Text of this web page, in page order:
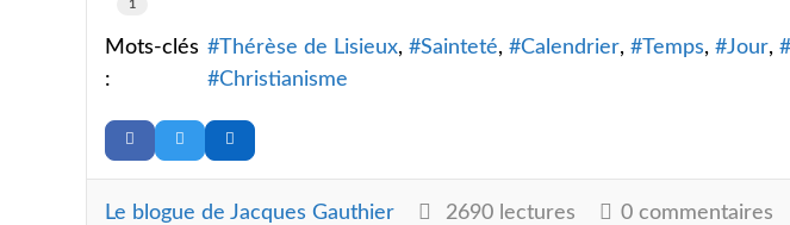
1
Mots-clés
:
Thérèse de Lisieux Sainteté Calendrier Temps Jour
Christianisme
Le blogue de Jacques Gauthier 2690 lectures 0 commentaires